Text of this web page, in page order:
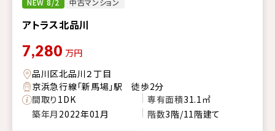
アトラス北品川
7,280 万円
品川区北品川２丁目
京浜急行線「新馬場」駅 徒歩2分
間取り1DK 専有面積31.1㎡
築年月 2022年01月 階数3階/11階建て